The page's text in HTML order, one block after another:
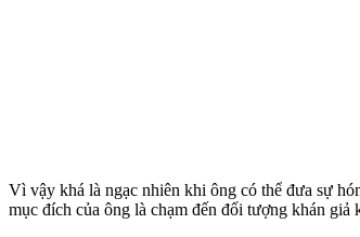
Vì vậy khá là ngạc nhiên khi ông có thể đưa sự
mục đích của ông là chạm đến đối tượng khán